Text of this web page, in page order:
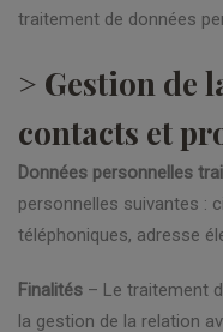
traitement de données
> Gestion de
contacts et
Données personnelles
personnelles suivantes :
téléphoniques, adresse
Finalités – Le traitement
la gestion de la relation